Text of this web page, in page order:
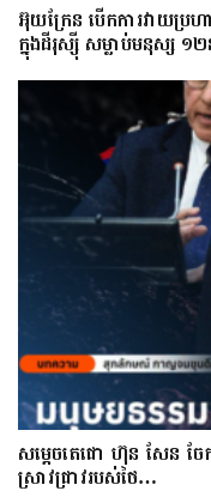
អ៊ុយក្រែន បើកការវាយប្
ក្នុងដីរុស្ស៊ី សម្លាប់មនុស្ស ១
សម្តេចតេជោ ហ៊ុន សែន ចែ
ស្រាវជ្រាវរបស់ថៃ…